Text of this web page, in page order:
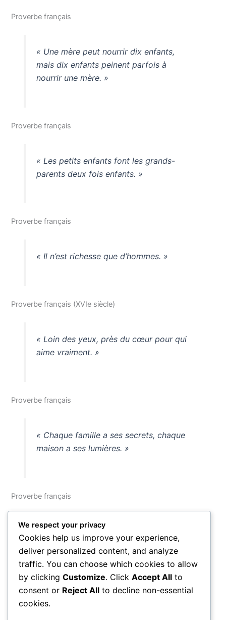
Proverbe français
« Une mère peut nourrir dix enfants,
mais dix enfants peinent parfois à
nourrir une mère. »
Proverbe français
« Les petits enfants font les grands-
parents deux fois enfants. »
Proverbe français
« Il n’est richesse que d’hommes. »
Proverbe français (XVIe siècle)
« Loin des yeux, près du cœur pour qui
aime vraiment. »
Proverbe français
« Chaque famille a ses secrets, chaque
maison a ses lumières. »
Proverbe français
Ces quarante voix — celles des poètes, des philosophes,
des peuples et du bon sens populaire — nous rappellent
que la famille est à la fois notre origine et notre horizon, le
lieu de nos premières blessures comme de nos plus
grandes joies. Quelle que soit la forme qu’elle prend, elle
demeure le fil invisible qui relie chaque être humain à
l’humanité tout entière.
We respect your privacy
Cookies help us improve your experience,
deliver personalized content, and analyze
traffic. You can choose which cookies to allow
by clicking Customize. Click Accept All to
consent or Reject All to decline non-essential
cookies.